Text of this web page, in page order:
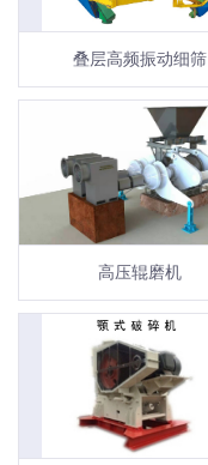
叠层高频振动细筛
高压辊磨机